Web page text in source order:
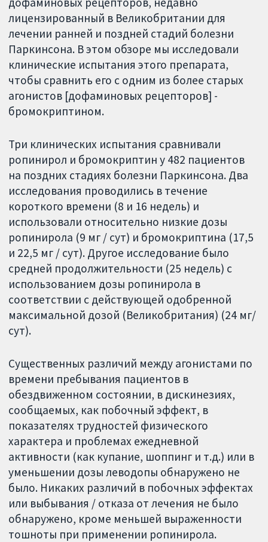
лицензированный в Великобритании для
лечении ранней и поздней стадий болезни
Паркинсона. В этом обзоре мы исследовали
клинические испытания этого препарата,
чтобы сравнить его с одним из более старых
агонистов [дофаминовых рецепторов] -
бромокриптином.
Три клинических испытания сравнивали
ропинирол и бромокриптин у 482 пациентов
на поздних стадиях болезни Паркинсона. Два
исследования проводились в течение
короткого времени (8 и 16 недель) и
использовали относительно низкие дозы
ропинирола (9 мг / сут) и бромокриптина (17,5
и 22,5 мг / сут). Другое исследование было
средней продолжительности (25 недель) с
использованием дозы ропинирола в
соответствии с действующей одобренной
максимальной дозой (Великобритания) (24 мг/
сут).
Существенных различий между агонистами по
времени пребывания пациентов в
обездвиженном состоянии, в дискинезиях,
сообщаемых, как побочный эффект, в
показателях трудностей физического
характера и проблемах ежедневной
активности (как купание, шоппинг и т.д.) или в
уменьшении дозы леводопы обнаружено не
было. Никаких различий в побочных эффектах
или выбывания / отказа от лечения не было
обнаружено, кроме меньшей выраженности
тошноты при применении ропинирола.